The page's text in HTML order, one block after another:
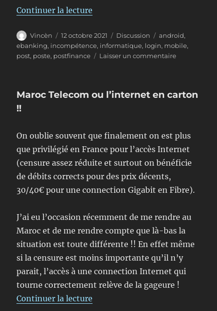
Continuer la lecture
Auteur
Vincèn
Publié
le
12 octobre 2021 Format
Discussion Étiquettes
android,
ebanking, incompétence, informatique, login, mobile,
post, poste, postfinance Laisser un commentairesur
aux
Maroc Telecom ou l’internet en carton
!!
On oublie souvent que finalement on est plus
que privilégié en France pour l’accès Internet
(censure assez réduite et surtout on bénéficie
de débits corrects pour des prix décents,
30/40€ pour une connection Gigabit en Fibre).
J’ai eu l’occasion récemment de me rendre au
Maroc et de me rendre compte que là-bas la
situation est toute différente !! En effet même
si la censure est moins importante qu’il n’y
parait, l’accès à une connection Internet qui
tourne correctement relève de la gageure !
Continuer la lecture